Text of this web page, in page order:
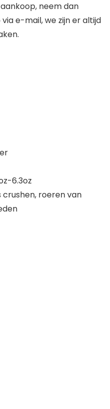
neem dan
e-mail, we zijn er altijd
6.3oz
roeren van